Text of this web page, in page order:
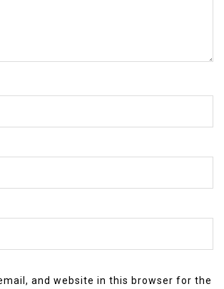
and website in this browser for the